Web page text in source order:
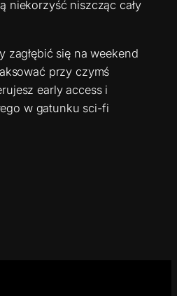
niekorzyść niszcząc cały
zagłębić się na weekend
przy czymś
early access i
w gatunku sci-fi